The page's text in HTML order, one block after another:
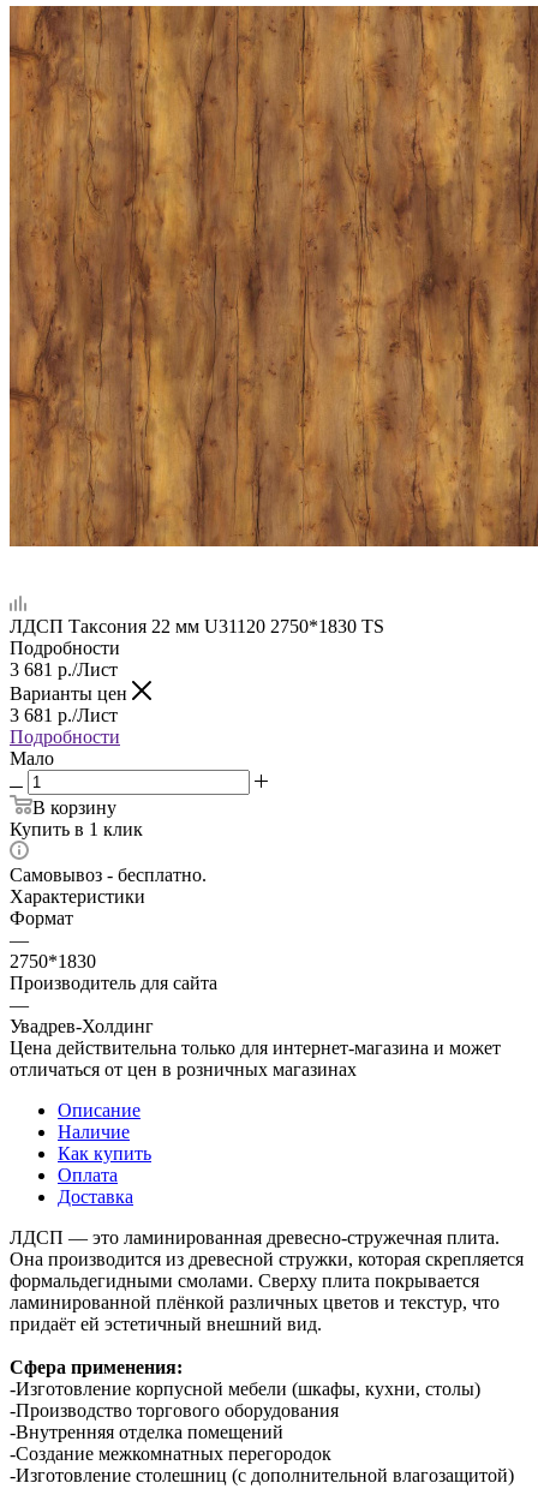
ЛДСП Таксония 22 мм U31120 2750*1830 TS
Подробности
3 681 р./Лист
Варианты цен
3 681 р./Лист
Подробности
Мало
В корзину
Купить в 1 клик
Самовывоз - бесплатно.
Характеристики
Формат
—
2750*1830
Производитель для сайта
—
Увадрев-Холдинг
Цена действительна только для интернет-магазина и может
отличаться от цен в розничных магазинах
Описание
Наличие
Как купить
Оплата
Доставка
ЛДСП — это ламинированная древесно-стружечная плита.
Она производится из древесной стружки, которая скрепляется
формальдегидными смолами. Сверху плита покрывается
ламинированной плёнкой различных цветов и текстур, что
придаёт ей эстетичный внешний вид.
Сфера применения:
-Изготовление корпусной мебели (шкафы, кухни, столы)
-Производство торгового оборудования
-Внутренняя отделка помещений
-Создание межкомнатных перегородок
-Изготовление столешниц (с дополнительной влагозащитой)